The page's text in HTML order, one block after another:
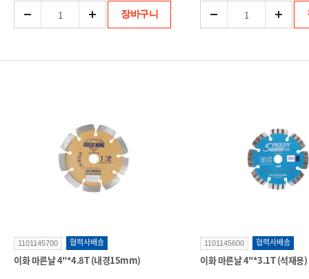
장바구니
1101145700 협력사배송
이화 마른날 4"*4.8T (내경15mm)
1101145600 협력사배송
이화 마른날 4"*3.1T (석재용)